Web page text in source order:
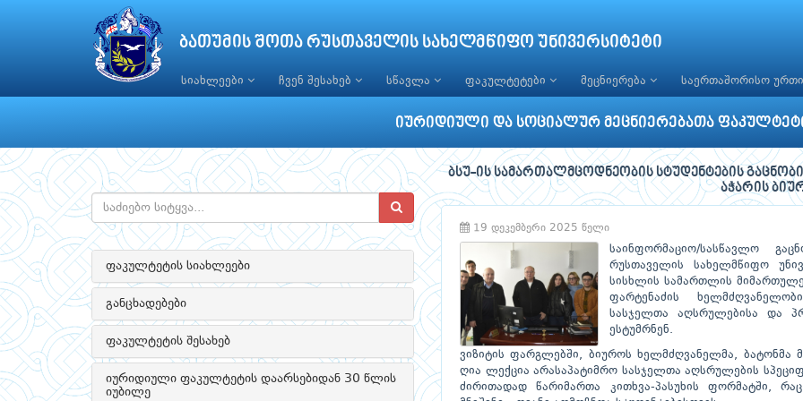
ბათუმის შოთა რუსთაველის სახელმწიფო უნივერსიტეტი
სიახლეები ჩვენ შესახებ სწავლა ფაკულტეტები მეცნიერება საერთაშორისო
იურიდიული და სოციალურ მეცნიერებათა
ფაკულტეტის სიახლეები
განცხადებები
ფაკულტეტის შესახებ
იურიდიული ფაკულტეტის დაარსებიდან 30 წლის
იუბილე
ბსუ-ის სამართალმცოდნეობის სტუდენტების
აჭარის
19 დეკემბერი 2025 წელი
საინფორმაციო/სასწავლო
რუსთაველის სახელმწიფო
სისხლის სამართლის
ფარტენაძის
სასჯელთა აღსრულებისა და
ესტუმრნენ.
ვიზიტის ფარგლებში, ბიუროს ხელმძღვანელმა, ბატონმა
ღია ლექცია არასაპატიმრო სასჯელთა აღსრულების
ძირითადად წარიმართა კითხვა-პასუხის ფორმატში,